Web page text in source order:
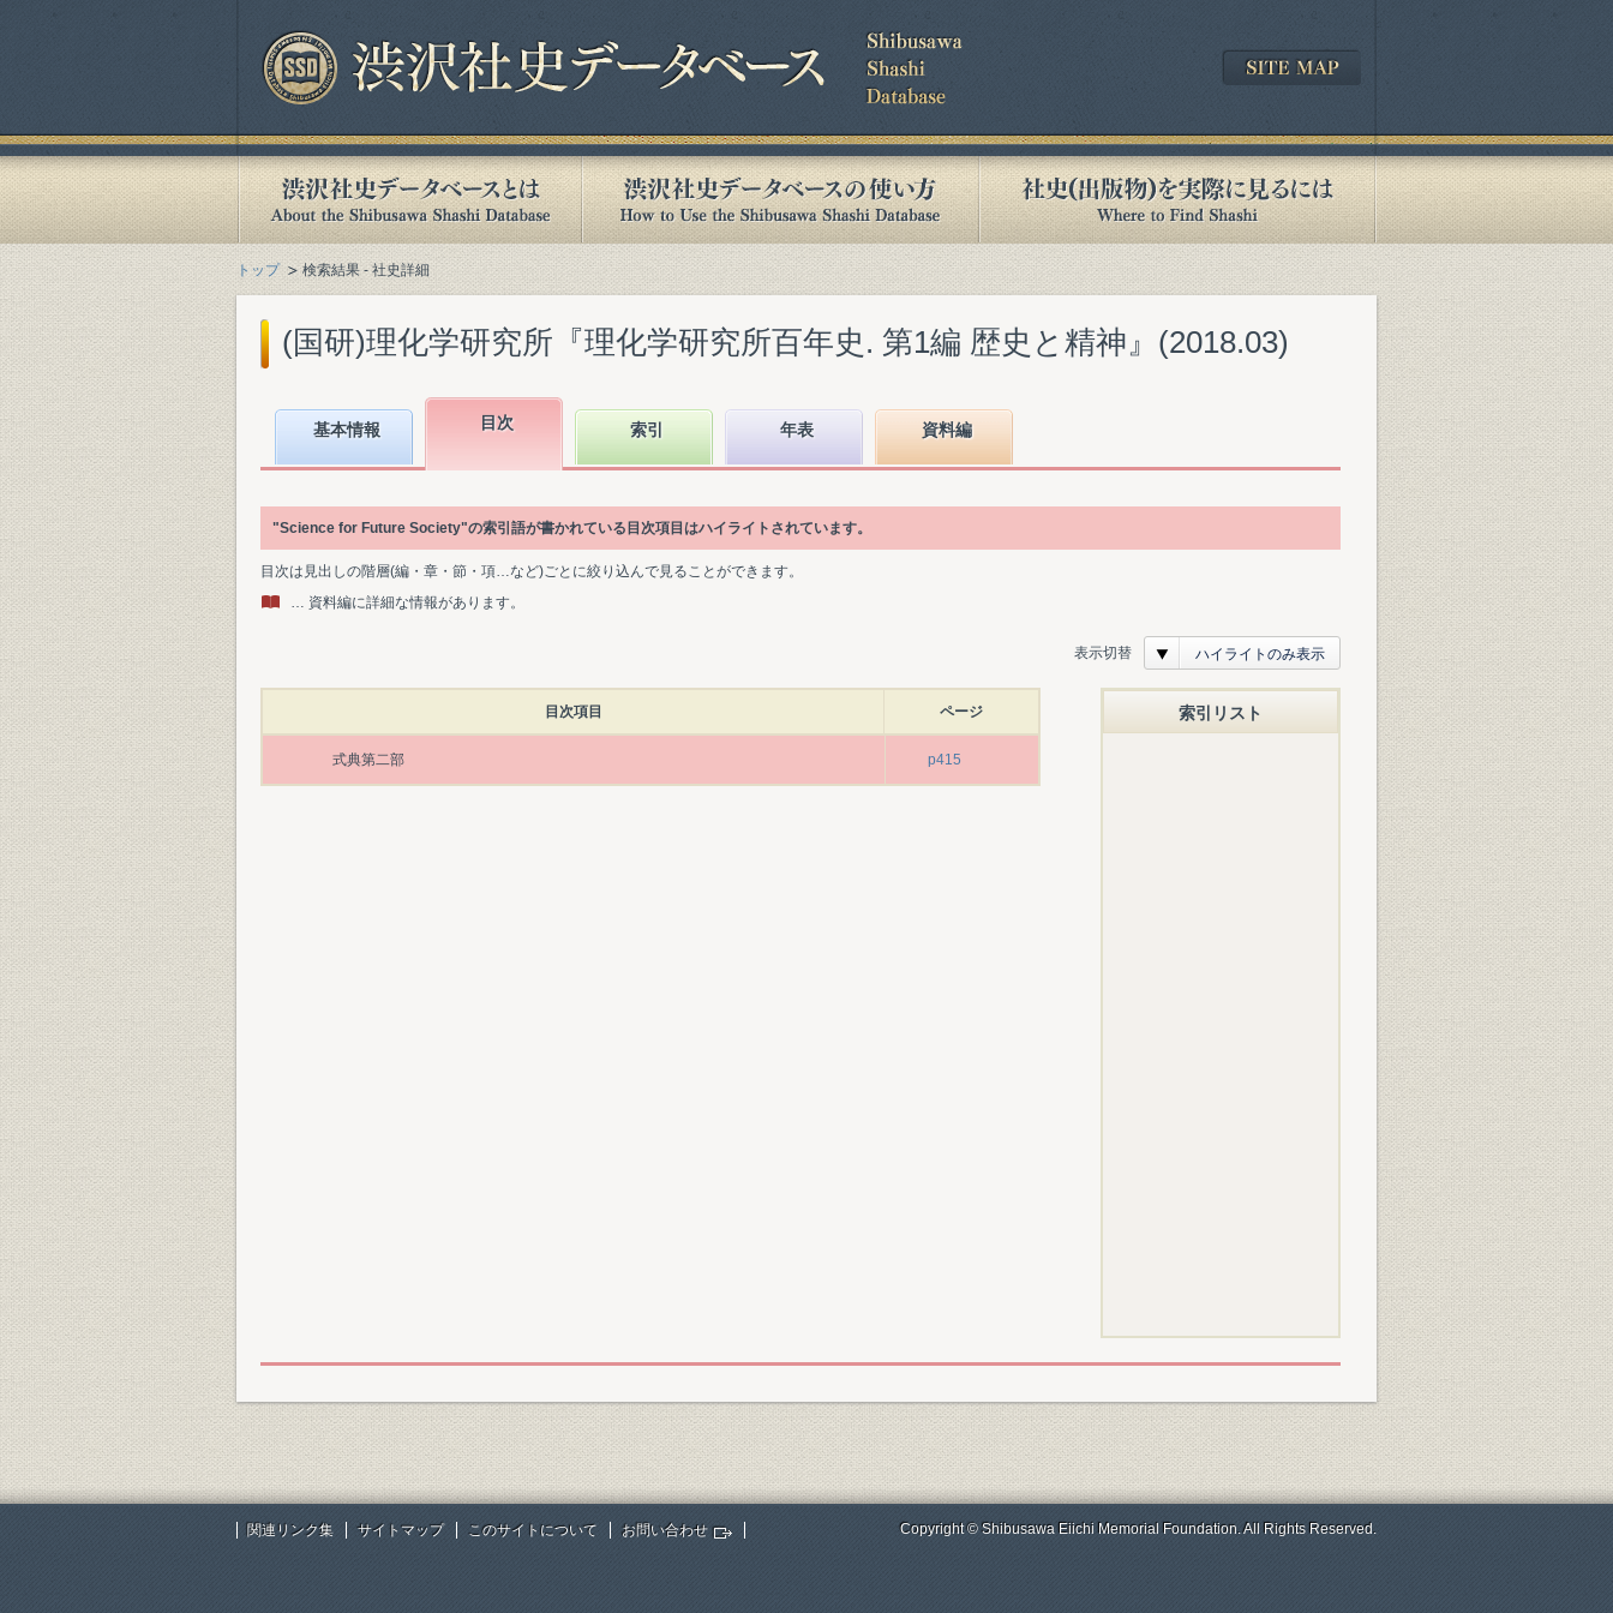
トップ 検索結果 - 社史詳細
(国研)理化学研究所『理化学研究所百年史. 第1編 歴史と精神』(2018.03)
基本情報 目次 索引 年表 資料編
"Science for Future Society"の索引語が書かれている目次項目はハイライトされています。
目次は見出しの階層(編・章・節・項…など)ごとに絞り込んで見ることができます。
… 資料編に詳細な情報があります。
表示切替 ハイライトのみ表示
目次項目 ページ
式典第二部 p415
索引リスト
関連リンク集 サイトマップ このサイトについて お問い合わせ Copyright © Shibusawa Eiichi Memorial Foundation. All Rights Reserved.